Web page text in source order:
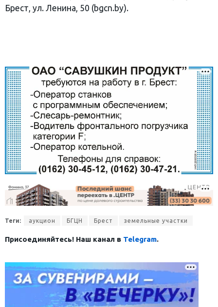
Брест, ул. Ленина, 50 (bgcn.by).
Теги: аукцион БГЦН Брест земельные участки
Присоединяйтесь! Наш канал в Telegram.